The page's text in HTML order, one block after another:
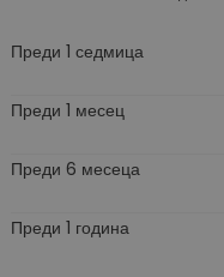
Преди 1 седмица
Преди 1 месец
Преди 6 месеца
Преди 1 година